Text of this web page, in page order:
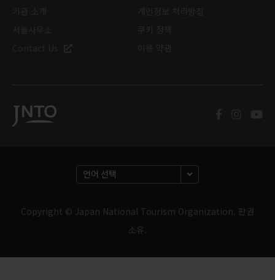
Copyright © Japan National Tourism Organization. 판권
소유.